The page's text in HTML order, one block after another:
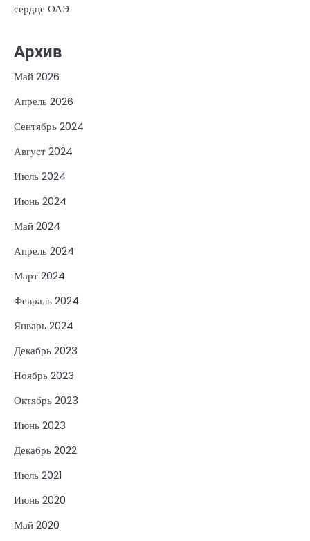
сердце ОАЭ
Архив
Май 2026
Апрель 2026
Сентябрь 2024
Август 2024
Июль 2024
Июнь 2024
Май 2024
Апрель 2024
Март 2024
Февраль 2024
Январь 2024
Декабрь 2023
Ноябрь 2023
Октябрь 2023
Июнь 2023
Декабрь 2022
Июль 2021
Июнь 2020
Май 2020